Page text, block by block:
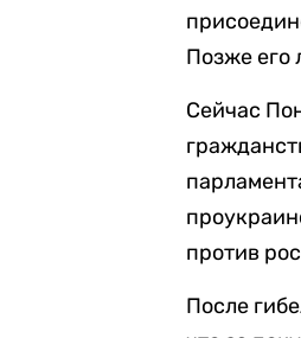
Позже его
Сейчас
против
После